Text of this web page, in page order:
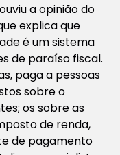
ouviu a opinião do
explica que
é um sistema
de paraíso fiscal.
paga a pessoas
sobre o
os sobre as
de renda,
de pagamento